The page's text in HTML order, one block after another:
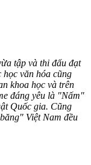
tập và thi đấu đạt
văn hóa cũng
khoa học và trên
đáng yêu là "Nấm"
Quốc gia. Cũng
Việt Nam đều